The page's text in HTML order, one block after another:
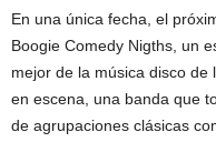
En una única fecha, el
Boogie Comedy Nigths, un
mejor de la música disco de
en escena, una banda que
de agrupaciones clásicas